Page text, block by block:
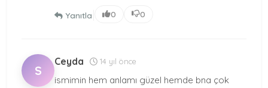
Yanıtla 0 0
S
Ceyda 14 yıl önce
ismimin hem anlamı güzel hemde bna çok